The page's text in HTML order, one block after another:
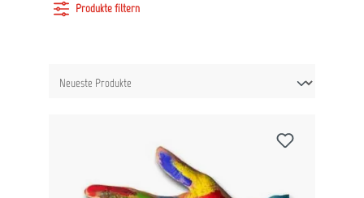
Produkte filtern